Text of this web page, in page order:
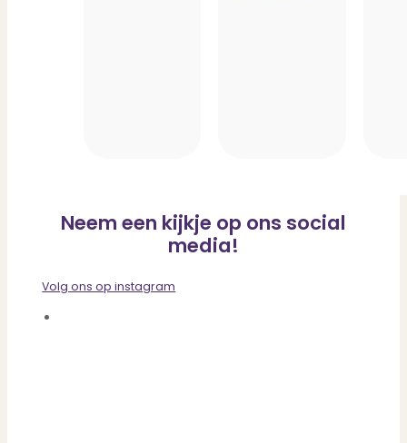
Neem een kijkje op ons social
media!
Volg ons op instagram